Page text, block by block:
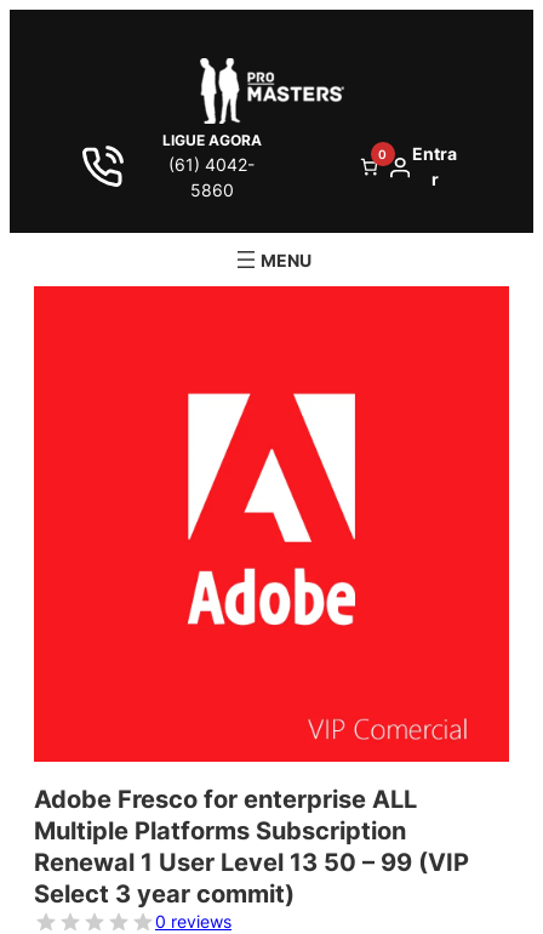
LIGUE AGORA
(61) 4042-
5860
0
Entra
r
Adobe Fresco for enterprise ALL
Multiple Platforms Subscription
Renewal 1 User Level 13 50 – 99 (VIP
Select 3 year commit)
0 reviews